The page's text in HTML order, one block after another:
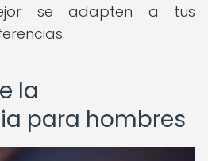
se adapten a tus
la
para hombres